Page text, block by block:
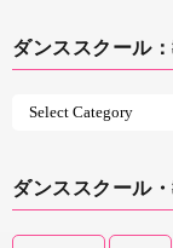
ダンススクール
ダンススクール